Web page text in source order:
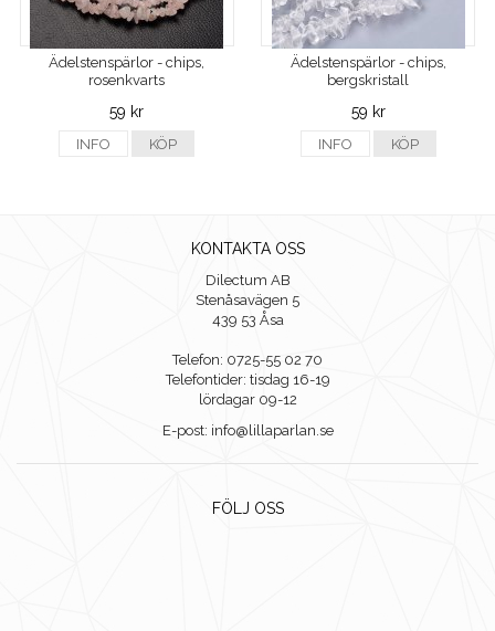
Ädelstenspärlor - chips,
rosenkvarts
59 kr
INFO KÖP
Ädelstenspärlor - chips,
bergskristall
59 kr
INFO KÖP
KONTAKTA OSS
Dilectum AB
Stenåsavägen 5
439 53 Åsa
Telefon: 0725-55 02 70
Telefontider: tisdag 16-19
lördagar 09-12
E-post: info@lillaparlan.se
FÖLJ OSS